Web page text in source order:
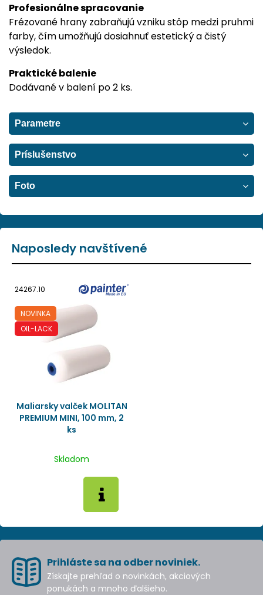
Profesionálne spracovanie
Frézované hrany zabraňujú vzniku stôp medzi pruhmi
farby, čím umožňujú dosiahnuť estetický a čistý
výsledok.
Praktické balenie
Dodávané v balení po 2 ks.
Parametre
Príslušenstvo
Foto
Naposledy navštívené
24267.10
NOVINKA
OIL-LACK
Maliarsky valček MOLITAN
PREMIUM MINI, 100 mm, 2
ks
Skladom
Prihláste sa na odber noviniek.
Získajte prehľad o novinkách, akciových
ponukách a mnoho ďalšieho.